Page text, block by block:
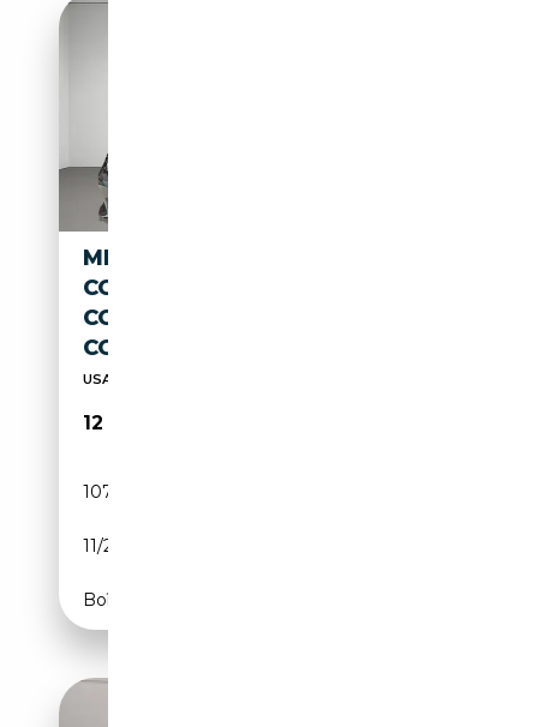
MINI COOPER COUNTRYMAN
COUNTRYM.(F60) - MINI 1.5
COOPER BOOST
COUNTRYMAN
USATO PREMIUM GARANTITO FINO A 36 MESI
12 400€
107 120 km
11/2017
Boîte automatique